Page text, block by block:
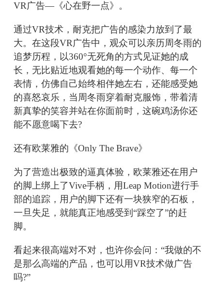
VR广告—《心在野一点》。
通过VR技术，耐克把广告的感染力放到了最
大。在这段VR广告中，观众可以亲历周冬雨的
追梦历程，以360°无死角的方式见证她的成
长，无比贴近地观看她的每一个动作、每一个
表情，仿佛自己始终相伴她左右，还能感受她
的喜怒哀乐，当周冬雨穿着耐克服饰，带着清
新真挚的笑容并站在你面前时，这碗鸡汤你还
能不愿意喝下去?
还有欧莱雅的《Only The Brave》
为了营造出极致的逼真体验，欧莱雅还在用户
的脚上绑上了Vive手柄，用Leap Motion进行手
部的追踪，用户的脚下还有一块狭窄的石板，
一旦失足，就能真正地感受到“踩空了”的赶
脚。
看起来很高端对不对，也许你会问：“我做的不
是那么高端的产品，也可以用VR技术做广告
吗?”